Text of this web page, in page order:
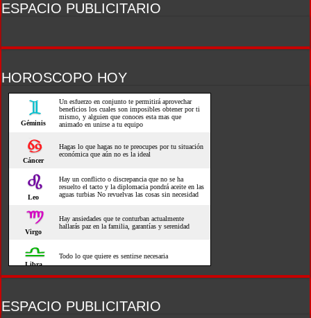
ESPACIO PUBLICITARIO
HOROSCOPO HOY
ESPACIO PUBLICITARIO